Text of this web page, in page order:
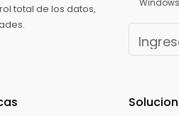
total de los datos,
Windows